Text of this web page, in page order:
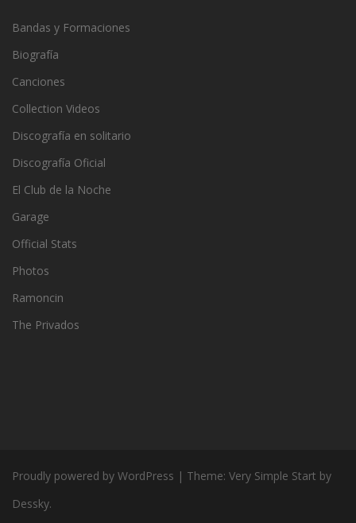
Bandas y Formaciones
Biografía
Canciones
Collection Videos
Discografía en solitario
Discografía Oficial
El Club de la Noche
Garage
Official Stats
Photos
Ramoncin
The Privados
Proudly powered by WordPress | Theme: Very Simple Start by
Dessky.